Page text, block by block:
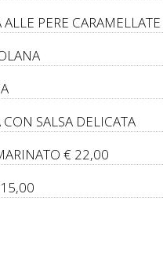
PERE CARAMELLATE
SALSA DELICATA
€ 22,00